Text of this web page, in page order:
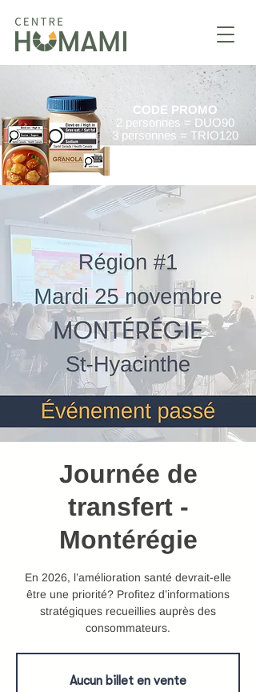
CODE PROMO
2 personnes = DUO90
3 personnes = TRIO120
Journée de
transfert -
Montérégie
En 2026, l’amélioration santé devrait-elle
être une priorité? Profitez d’informations
stratégiques recueillies auprès des
consommateurs.
Aucun billet en vente